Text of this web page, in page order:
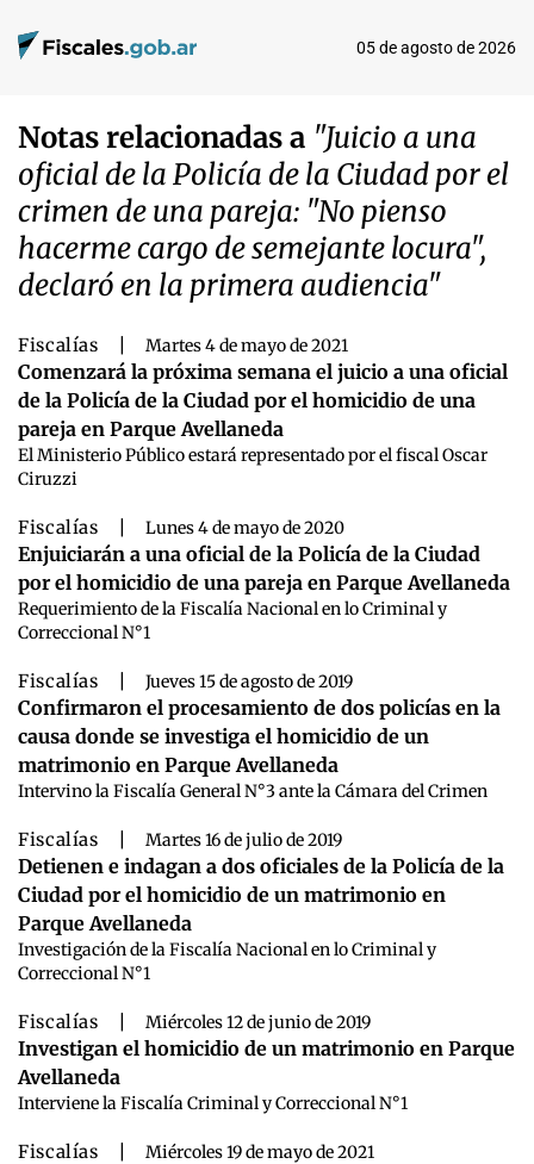
05 de agosto de 2026
Notas relacionadas a "Juicio a una
oficial de la Policía de la Ciudad por el
crimen de una pareja: "No pienso
hacerme cargo de semejante locura",
declaró en la primera audiencia"
Fiscalías Martes 4 de mayo de 2021
Comenzará la próxima semana el juicio a una oficial
de la Policía de la Ciudad por el homicidio de una
pareja en Parque Avellaneda
El Ministerio Público estará representado por el fiscal Oscar
Ciruzzi
Fiscalías Lunes 4 de mayo de 2020
Enjuiciarán a una oficial de la Policía de la Ciudad
por el homicidio de una pareja en Parque Avellaneda
Requerimiento de la Fiscalía Nacional en lo Criminal y
Correccional N°1
Fiscalías Jueves 15 de agosto de 2019
Confirmaron el procesamiento de dos policías en la
causa donde se investiga el homicidio de un
matrimonio en Parque Avellaneda
Intervino la Fiscalía General N°3 ante la Cámara del Crimen
Fiscalías Martes 16 de julio de 2019
Detienen e indagan a dos oficiales de la Policía de la
Ciudad por el homicidio de un matrimonio en
Parque Avellaneda
Investigación de la Fiscalía Nacional en lo Criminal y
Correccional N°1
Fiscalías Miércoles 12 de junio de 2019
Investigan el homicidio de un matrimonio en Parque
Avellaneda
Interviene la Fiscalía Criminal y Correccional N°1
Fiscalías Miércoles 19 de mayo de 2021